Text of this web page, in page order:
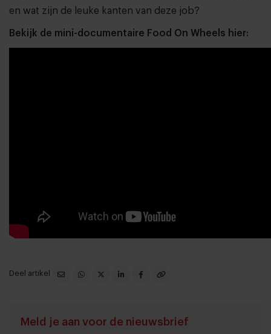
en wat zijn de leuke kanten van deze job?
Bekijk de mini-documentaire Food On Wheels hier:
Deel artikel
Meld je aan voor de nieuwsbrief